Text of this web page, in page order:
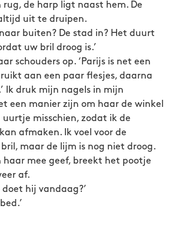
rug, de harp ligt naast hem. De
uit te druipen.
buiten? De stad in? Het duurt
uw bril droog is.’
schouders op. ‘Parijs is net een
aan een paar flesjes, daarna
Ik druk mijn nagels in mijn
een manier zijn om haar de winkel
misschien, zodat ik de
afmaken. Ik voel voor de
maar de lijm is nog niet droog.
haar mee geef, breekt het pootje
af.
doet hij vandaag?’